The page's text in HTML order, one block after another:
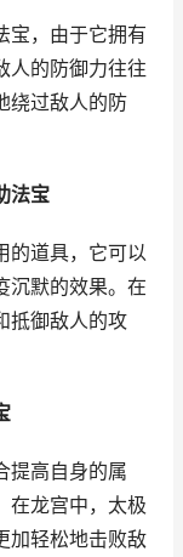
宝，由于它拥有
人的防御力往往
绕过敌人的防
法宝
的道具，它可以
沉默的效果。在
抵御敌人的攻
提高自身的属
在龙宫中，太极
加轻松地击败敌